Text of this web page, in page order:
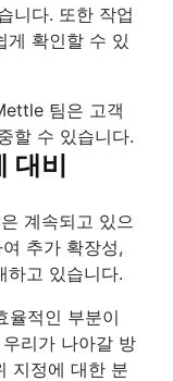
니다. 또한 작업
게 확인할 수 있
팀은 고객
할 수 있습니다.
비
계속되고 있으
추가 확장성,
하고 있습니다.
율적인 부분이
리가 나아갈 방
지정에 대한 분